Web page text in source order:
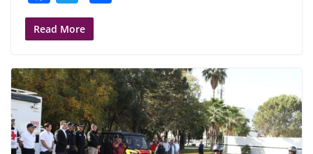
a
c
b
o
o
k
w
itt
Read More